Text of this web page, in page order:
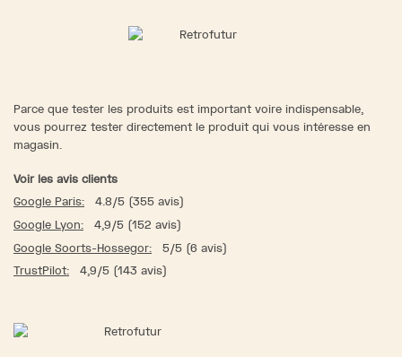
Parce que tester les produits est important voire indispensable,
vous pourrez tester directement le produit qui vous intéresse en
magasin.
Voir les avis clients
Google Paris:
4.8/5 (355 avis)
Google Lyon:
4,9/5 (152 avis)
Google Soorts-Hossegor:
5/5 (6 avis)
TrustPilot:
4,9/5 (143 avis)